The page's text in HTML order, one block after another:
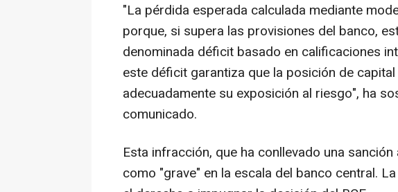
"La pérdida esperada calculada mediante
porque, si supera las provisiones del banco,
denominada déficit basado en calificaciones
este déficit garantiza que la posición de
adecuadamente su exposición al riesgo", ha
comunicado.
Esta infracción, que ha conllevado una
como "grave" en la escala del banco central.